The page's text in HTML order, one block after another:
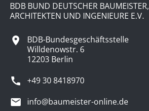
BDB BUND DEUTSCHER BAUMEISTER,
ARCHITEKTEN UND INGENIEURE E.V.
BDB-Bundesgeschäftsstelle
Willdenowstr. 6
12203 Berlin
+49 30 8418970
info@baumeister-online.de